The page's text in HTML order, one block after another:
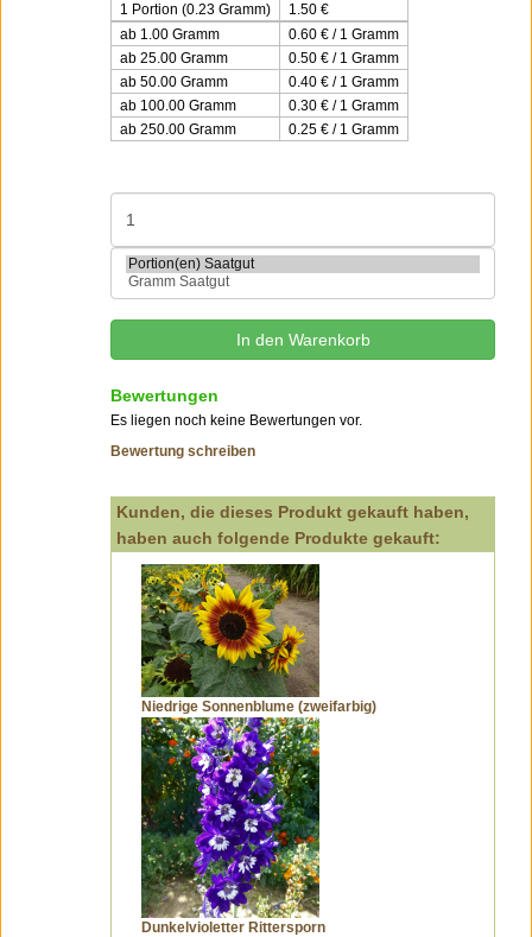
1 Portion (0.23 Gramm) 1.50 €
ab 1.00 Gramm
0.60 € / 1 Gramm
ab 25.00 Gramm
0.50 € / 1 Gramm
ab 50.00 Gramm
0.40 € / 1 Gramm
ab 100.00 Gramm
0.30 € / 1 Gramm
ab 250.00 Gramm
0.25 € / 1 Gramm
Bewertungen
Es liegen noch keine Bewertungen vor.
Bewertung schreiben
Kunden, die dieses Produkt gekauft haben,
haben auch folgende Produkte gekauft:
Niedrige Sonnenblume (zweifarbig)
Dunkelvioletter Rittersporn